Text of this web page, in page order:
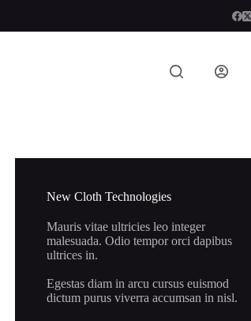
New Cloth Technologies
Mauris vitae ultricies leo integer
malesuada. Odio tempor orci dapibus
ultrices in.
Egestas diam in arcu cursus euismod
dictum purus viverra accumsan in nisl.